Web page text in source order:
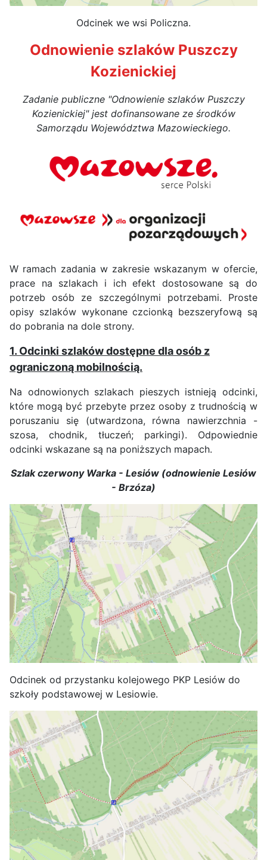
Odcinek we wsi Policzna.
Odnowienie szlaków Puszczy
Kozienickiej
Zadanie publiczne "Odnowienie szlaków Puszczy
Kozienickiej" jest dofinansowane ze środków
Samorządu Województwa Mazowieckiego.
W ramach zadania w zakresie wskazanym w ofercie,
prace na szlakach i ich efekt dostosowane są do
potrzeb osób ze szczególnymi potrzebami. Proste
opisy szlaków wykonane czcionką bezszeryfową są
do pobrania na dole strony.
1. Odcinki szlaków dostępne dla osób z
ograniczoną mobilnością.
Na odnowionych szlakach pieszych istnieją odcinki,
które mogą być przebyte przez osoby z trudnością w
poruszaniu się (utwardzona, równa nawierzchnia -
szosa, chodnik, tłuczeń; parkingi). Odpowiednie
odcinki wskazane są na poniższych mapach.
Szlak czerwony Warka - Lesiów (odnowienie Lesiów
- Brzóza)
Odcinek od przystanku kolejowego PKP Lesiów do
szkoły podstawowej w Lesiowie.